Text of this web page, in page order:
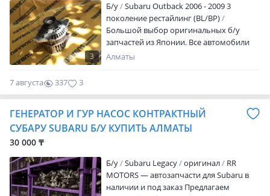
расходы — за счёт покупателя,
независимо от причины возврата или
обмена. Оплата: • через Red • в кредит •
в рассрочку (во время акции) Доставка: •
Яндекс по Алматы • Отправка в регионы
3
Б/y
Subaru Outback 2006 - 2009 3
поколение рестайлинг (BL/BP)
Большой выбор оригинальных б/у
запчастей из Японии. Все автомобили
покупаются только на аукционах.
Legacy Lancaster (1998-2003) Subaru
Legacy Grand Wagon (1994-1997) Subaru
Outback (1994-2017)
Алматы
7 августа 337 3
ГЕНЕРАТОР И ГУР НАСОС КОНТРАКТНЫЙ
СУБАРУ SUBARU Б/У КУПИТЬ АЛМАТЫ
30 000 ₸
Б/y Subaru Legacy оригинал
RR
MOTORS — автозапчасти для Subaru в
наличии и под заказ Предлагаем